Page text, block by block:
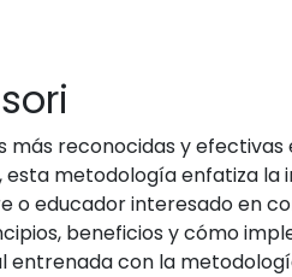
reconocidas y
metodología enfatiza
o educador interesado en
beneficios y cómo
con la